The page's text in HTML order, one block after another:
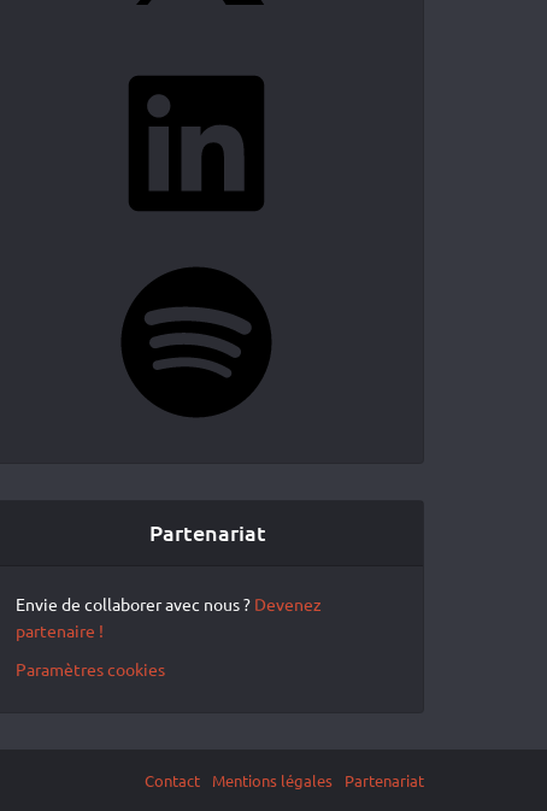
Partenariat
Envie de collaborer avec nous ? Devenez
partenaire !
Paramètres cookies
Contact Mentions légales Partenariat